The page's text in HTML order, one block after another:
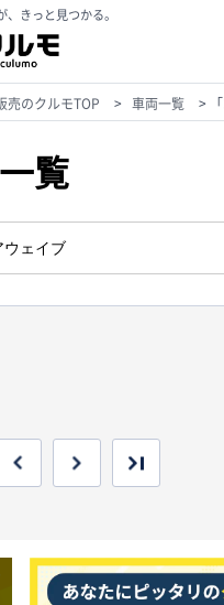
、きっと見つかる。
売のクルモTOP > 車両一覧 >
覧